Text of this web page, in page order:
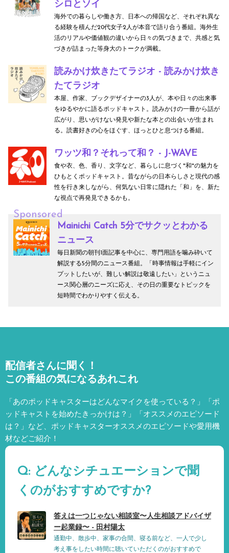
シロとソイ
海外での暮らしや働き方、日本への帰国など、それぞれ異な
る経験を積んだ20代女子2人が本音で語り合う番組。海外生
活のリアルや価値観の違いから日々の気づきまで、共感と気
づきが詰まった等身大のトークが満載。
読みかけ炊きたてラジオ - 読みかけ炊き
たてラジオ
本屋、作家、ブックデザイナーの3人が、本や日々の出来事
をゆるやかに語るポッドキャスト。読みかけの一冊から話が
広がり、思いがけない発見や新たな本との出会いが生まれ
る。読書好きの心をほぐす、ほっとひと息つける番組。
ワッツ和？それって和？ - J-WAVE
食や衣、色、香り、文字など、暮らしに息づく"和"の魅力を
ひもとくポッドキャスト。昔ながらの日本らしさと現代の感
性を行き来しながら、何気ない日常に隠れた「和」を、新た
な視点で再発見できるかも。
Sponsored
Mainichi Catch 5分でサクッとわかる
ニュース
毎日新聞の朝刊1面記事を中心に、専門用語を噛み砕いて
解説する5分間のニュース番組。「時事情報は手軽にイン
プットしたいが、難しい解説は敬遠したい」というニュ
ース関心層のニーズに応え、その日の重要なトピックを
短時間でわかりやすく伝える。
配信者さんに聞く！
この番組の気になるあれこれ
「あのポッドキャスターはどんなマイクを使っている？」「ポ
ッドキャストを始めたきっかけは？」「オススメのエピソード
は？」など、 ポッドキャスターオススメのエピソードや愛用機
材などご紹介！
Q: どんなシチュエーションで聞
くのがおすすめですか?
答えは一つじゃない相談室〜人生相談アドバイザ
ー起業録〜 - 田村陽太
通勤中、散歩中、家事の合間、寝る前など、一人で少し
考え事をしたい時間に聴いていただくのがおすすめで